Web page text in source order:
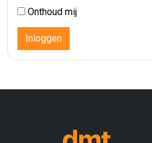
Onthoud mij